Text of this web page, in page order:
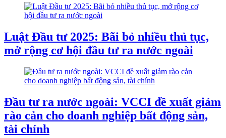
Luật Đầu tư 2025: Bãi bỏ nhiều thủ tục,
mở rộng cơ hội đầu tư ra nước ngoài
Đầu tư ra nước ngoài: VCCI đề xuất giảm
rào cản cho doanh nghiệp bất động sản,
tài chính